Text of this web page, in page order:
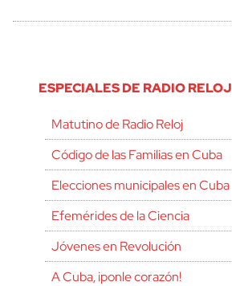
ESPECIALES DE RADIO RELOJ
Matutino de Radio Reloj
Código de las Familias en Cuba
Elecciones municipales en Cuba
Efemérides de la Ciencia
Jóvenes en Revolución
A Cuba, ¡ponle corazón!